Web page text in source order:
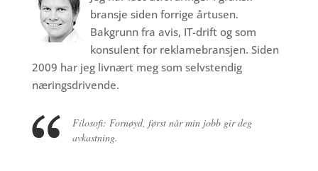
bransje siden forrige årtusen.
Bakgrunn fra avis, IT-drift og som
konsulent for reklamebransjen. Siden
2009 har jeg livnært meg som selvstendig
næringsdrivende.
Filosofi: Fornøyd, først når min jobb gir deg
avkastning.